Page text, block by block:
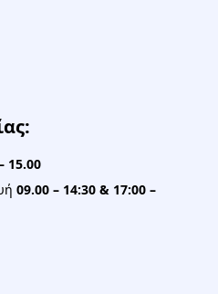
15.00
09.00 – 14:30 & 17:00 –